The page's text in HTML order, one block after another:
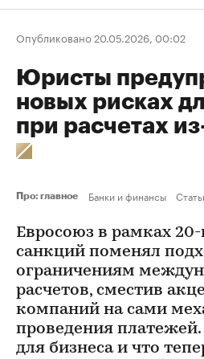
Опубликовано 20.05.2026, 00:02
Юристы
новых рисках
при расчетах
Про: главное Банки и финансы
Евросоюз в рамках 20-
санкций поменял
ограничениям
расчетов, сместив
компаний на сами
проведения платежей.
для бизнеса и что